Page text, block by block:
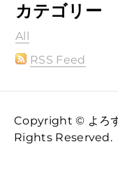
カテゴリー
All
RSS Feed
Copyright © よろ
Rights Reserved.